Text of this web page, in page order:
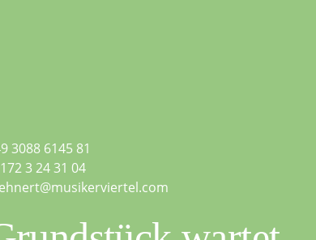
3088 6145 81
3 24 31 04